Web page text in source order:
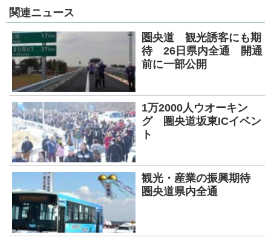
関連ニュース
圏央道 観光誘客にも期
待 26日県内全通 開通
前に一部公開
1万2000人ウオーキン
グ 圏央道坂東ICイベン
ト
観光・産業の振興期待
圏央道県内全通